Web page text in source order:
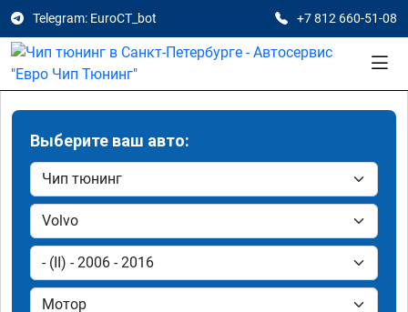
Telegram: EuroCT_bot +7 812 660-51-08
Выберите ваш авто: